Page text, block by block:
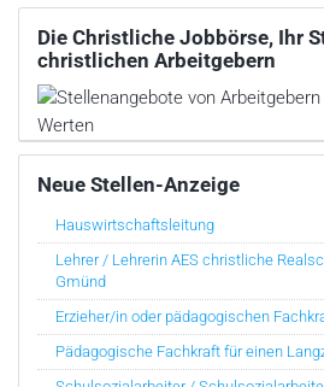
Die Christliche Jobbörse, Ihr
christlichen Arbeitgebern
Neue Stellen-Anzeige
Hauswirtschaftsleitung
Lehrer / Lehrerin AES christliche
Gmünd
Erzieher/in oder pädagogischen
Pädagogische Fachkraft für einen